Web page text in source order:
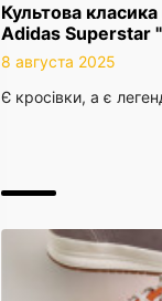
Культова
Adidas Superstar
8 августа 2025
Є кросівки, а є